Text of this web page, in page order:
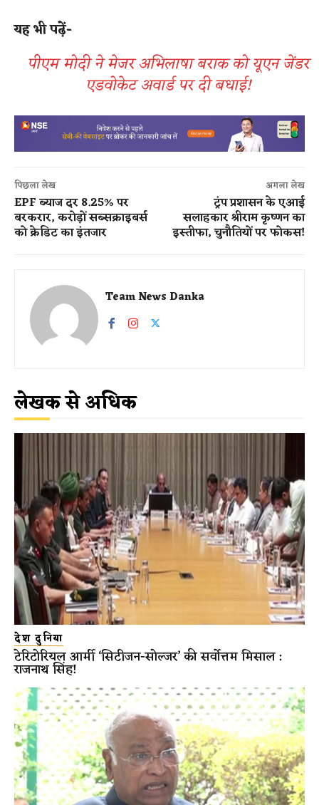
यह भी पढ़ें-
पीएम मोदी ने मेजर अभिलाषा बराक को यूएन जेंडर
एडवोकेट अवार्ड पर दी बधाई!
पिछला लेख
EPF ब्याज दर 8.25% पर
बरकरार, करोड़ों सब्सक्राइबर्स
को क्रेडिट का इंतजार
अगला लेख
​ ट्रंप प्रशासन के एआई
सलाहकार श्रीराम कृष्णन का
इस्तीफा, चुनौतियों पर फोकस!
Team News Danka
लेखक से अधिक
देश दुनिया
टेरिटोरियल आर्मी ‘सिटीजन-सोल्जर’ की सर्वोत्तम मिसाल :
राजनाथ सिंह!